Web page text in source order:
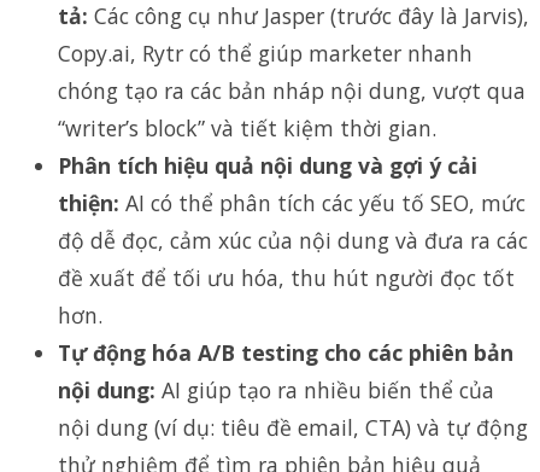
tả: Các công cụ như Jasper (trước đây là Jarvis),
Copy.ai, Rytr có thể giúp marketer nhanh
chóng tạo ra các bản nháp nội dung, vượt qua
“writer’s block” và tiết kiệm thời gian.
Phân tích hiệu quả nội dung và gợi ý cải
thiện: AI có thể phân tích các yếu tố SEO, mức
độ dễ đọc, cảm xúc của nội dung và đưa ra các
đề xuất để tối ưu hóa, thu hút người đọc tốt
hơn.
Tự động hóa A/B testing cho các phiên bản
nội dung: AI giúp tạo ra nhiều biến thể của
nội dung (ví dụ: tiêu đề email, CTA) và tự động
thử nghiệm để tìm ra phiên bản hiệu quả